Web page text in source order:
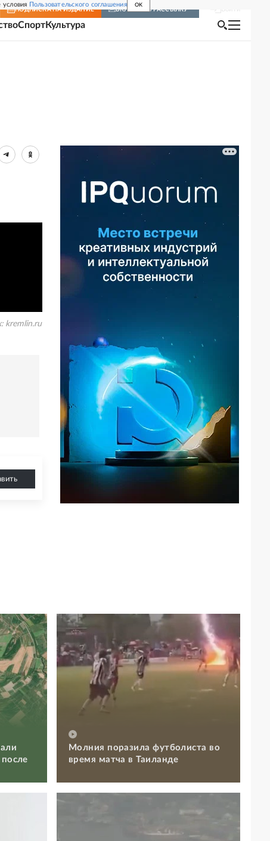
Пользовательского соглашения OK
ПОДПИСКА НА ИЗДАНИЕ ВКЛЮЧИТЬ РАССЫЛКУ
СпортКультура
kremlin.ru
Молния поразила футболиста во
время матча в Таиланде